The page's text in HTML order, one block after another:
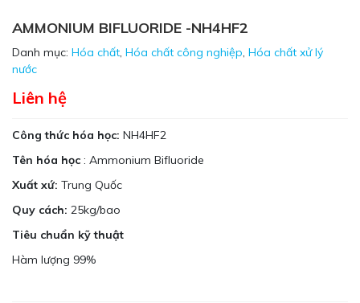
AMMONIUM BIFLUORIDE -NH4HF2
Danh mục: Hóa chất, Hóa chất công nghiệp, Hóa chất xử lý
nước
Liên hệ
Công thức hóa học: NH4HF2
Tên hóa học : Ammonium Bifluoride
Xuất xứ: Trung Quốc
Quy cách: 25kg/bao
Tiêu chuẩn kỹ thuật
Hàm lượng 99%